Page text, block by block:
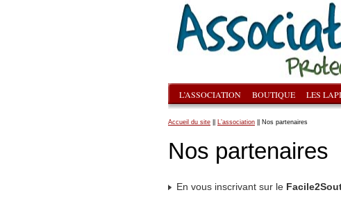
L’ASSOCIATION BOUTIQUE LES
Accueil du site L’association || Nos partenaires
Nos partenaires
En vous inscrivant sur le